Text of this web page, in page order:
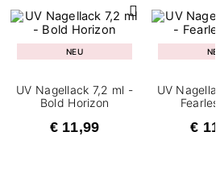
NEU
UV Nagellack 7,2 ml -
Bold Horizon
€ 11,99
UV
€